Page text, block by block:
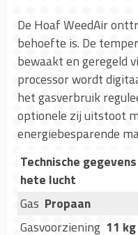
De Hoaf WeedAir
behoefte is. De
bewaakt en geregeld
processor wordt
het gasverbruik
optionele zij uitstoot
energiebesparende
Technische
hete lucht
Gas Propaan
Gasvoorziening 11